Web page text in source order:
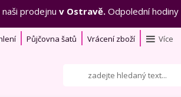
prodejnu v Ostravě. Odpolední
Půjčovna šatů Vrácení zboží Více